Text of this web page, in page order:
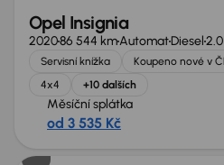
Opel Insignia
202086 544 kmAutomatDiesel
Servisní knížka Koupeno nové v
4x4
+10 dalších
Měsíční splátka
od 3 535 Kč
Zlevněno o 80 000 Kč